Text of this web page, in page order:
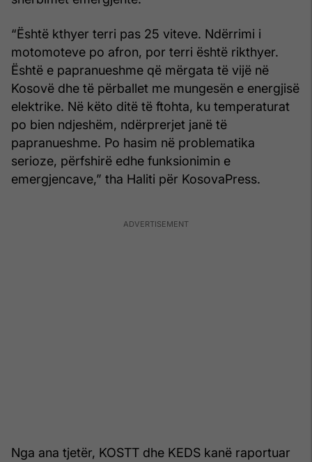
“Është kthyer terri pas 25 viteve. Ndërrimi i
motomoteve po afron, por terri është rikthyer.
Është e papranueshme që mërgata të vijë në
Kosovë dhe të përballet me mungesën e energjisë
elektrike. Në këto ditë të ftohta, ku temperaturat
po bien ndjeshëm, ndërprerjet janë të
papranueshme. Po hasim në problematika
serioze, përfshirë edhe funksionimin e
emergjencave,” tha Haliti për KosovaPress.
Nga ana tjetër, KOSTT dhe KEDS kanë raportuar